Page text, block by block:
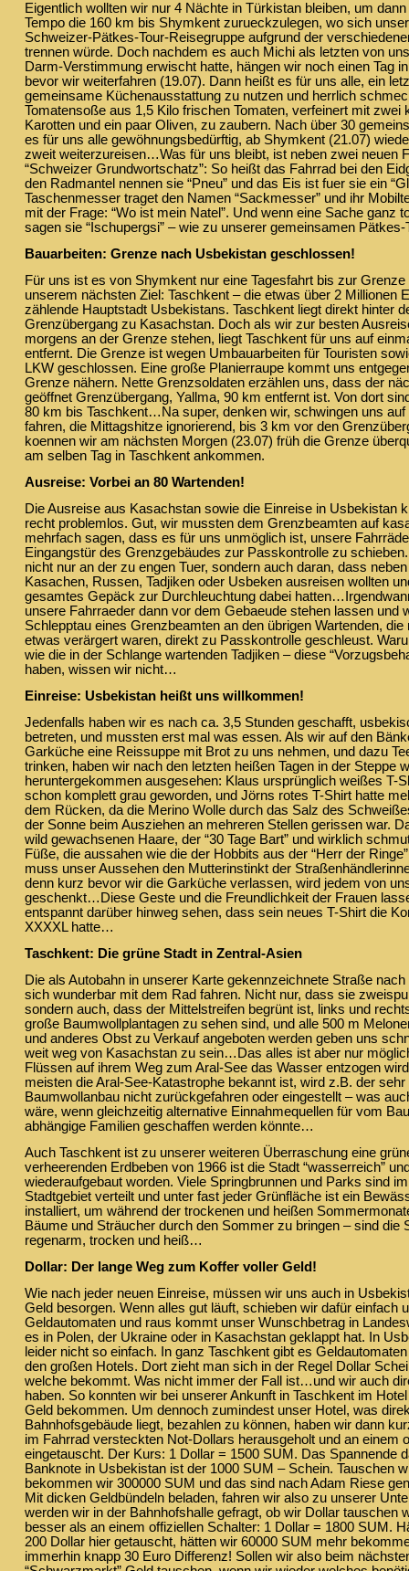
Eigentlich wollten wir nur 4 Nächte in Türkistan bleiben, um
Tempo die 160 km bis Shymkent zurueckzulegen, wo sich
Schweizer-Pätkes-Tour-Reisegruppe aufgrund der
trennen würde. Doch nachdem es auch Michi als letzten von
Darm-Verstimmung erwischt hatte, hängen wir noch einen Tag
bevor wir weiterfahren (19.07). Dann heißt es für uns alle, ein
gemeinsame Küchenausstattung zu nutzen und herrlich
Tomatensoße aus 1,5 Kilo frischen Tomaten, verfeinert mit zwei
Karotten und ein paar Oliven, zu zaubern. Nach über 30
es für uns alle gewöhnungsbedürftig, ab Shymkent (21.07)
zweit weiterzureisen…Was für uns bleibt, ist neben zwei neuen
“Schweizer Grundwortschatz”: So heißt das Fahrrad bei den
den Radmantel nennen sie “Pneu” und das Eis ist fuer sie ein
Taschenmesser traget den Namen “Sackmesser” und ihr
mit der Frage: “Wo ist mein Natel”. Und wenn eine Sache ganz
sagen sie “Ischupergsi” – wie zu unserer gemeinsamen
Bauarbeiten: Grenze nach Usbekistan geschlossen!
Für uns ist es von Shymkent nur eine Tagesfahrt bis zur
unserem nächsten Ziel: Taschkent – die etwas über 2 Millionen
zählende Hauptstadt Usbekistans. Taschkent liegt direkt hinter
Grenzübergang zu Kasachstan. Doch als wir zur besten
morgens an der Grenze stehen, liegt Taschkent für uns auf
entfernt. Die Grenze ist wegen Umbauarbeiten für Touristen
LKW geschlossen. Eine große Planierraupe kommt uns
Grenze nähern. Nette Grenzsoldaten erzählen uns, dass der
geöffnet Grenzübergang, Yallma, 90 km entfernt ist. Von dort
80 km bis Taschkent…Na super, denken wir, schwingen uns auf
fahren, die Mittagshitze ignorierend, bis 3 km vor den
koennen wir am nächsten Morgen (23.07) früh die Grenze
am selben Tag in Taschkent ankommen.
Ausreise: Vorbei an 80 Wartenden!
Die Ausreise aus Kasachstan sowie die Einreise in Usbekistan
recht problemlos. Gut, wir mussten dem Grenzbeamten auf
mehrfach sagen, dass es für uns unmöglich ist, unsere
Eingangstür des Grenzgebäudes zur Passkontrolle zu
nicht nur an der zu engen Tuer, sondern auch daran, dass
Kasachen, Russen, Tadjiken oder Usbeken ausreisen wollten
gesamtes Gepäck zur Durchleuchtung dabei
unsere Fahrraeder dann vor dem Gebaeude stehen lassen und
Schlepptau eines Grenzbeamten an den übrigen Wartenden, die
etwas verärgert waren, direkt zu Passkontrolle geschleust.
wie die in der Schlange wartenden Tadjiken – diese
haben, wissen wir nicht…
Einreise: Usbekistan heißt uns willkommen!
Jedenfalls haben wir es nach ca. 3,5 Stunden geschafft,
betreten, und mussten erst mal was essen. Als wir auf den
Garküche eine Reissuppe mit Brot zu uns nehmen, und dazu
trinken, haben wir nach den letzten heißen Tagen in der Steppe
heruntergekommen ausgesehen: Klaus ursprünglich weißes T-
schon komplett grau geworden, und Jörns rotes T-Shirt hatte
dem Rücken, da die Merino Wolle durch das Salz des
der Sonne beim Ausziehen an mehreren Stellen gerissen war.
wild gewachsenen Haare, der “30 Tage Bart” und wirklich
Füße, die aussahen wie die der Hobbits aus der “Herr der
muss unser Aussehen den Mutterinstinkt der
denn kurz bevor wir die Garküche verlassen, wird jedem von
geschenkt…Diese Geste und die Freundlichkeit der Frauen
entspannt darüber hinweg sehen, dass sein neues T-Shirt die
XXXXL hatte…
Taschkent: Die grüne Stadt in Zentral-Asien
Die als Autobahn in unserer Karte gekennzeichnete Straße
sich wunderbar mit dem Rad fahren. Nicht nur, dass sie
sondern auch, dass der Mittelstreifen begrünt ist, links und
große Baumwollplantagen zu sehen sind, und alle 500 m
und anderes Obst zu Verkauf angeboten werden geben uns
weit weg von Kasachstan zu sein…Das alles ist aber nur
Flüssen auf ihrem Weg zum Aral-See das Wasser entzogen
meisten die Aral-See-Katastrophe bekannt ist, wird z.B. der
Baumwollanbau nicht zurückgefahren oder eingestellt – was
wäre, wenn gleichzeitig alternative Einnahmequellen für vom
abhängige Familien geschaffen werden könnte…
Auch Taschkent ist zu unserer weiteren Überraschung eine
verheerenden Erdbeben von 1966 ist die Stadt “wasserreich”
wiederaufgebaut worden. Viele Springbrunnen und Parks sind
Stadtgebiet verteilt und unter fast jeder Grünfläche ist ein
installiert, um während der trockenen und heißen
Bäume und Sträucher durch den Sommer zu bringen – sind die
regenarm, trocken und heiß…
Dollar: Der lange Weg zum Koffer voller Geld!
Wie nach jeder neuen Einreise, müssen wir uns auch in
Geld besorgen. Wenn alles gut läuft, schieben wir dafür einfach
Geldautomaten und raus kommt unser Wunschbetrag in
es in Polen, der Ukraine oder in Kasachstan geklappt hat. In
leider nicht so einfach. In ganz Taschkent gibt es
den großen Hotels. Dort zieht man sich in der Regel Dollar
welche bekommt. Was nicht immer der Fall ist…und wir auch
haben. So konnten wir bei unserer Ankunft in Taschkent im
Geld bekommen. Um dennoch zumindest unser Hotel, was
Bahnhofsgebäude liegt, bezahlen zu können, haben wir dann
im Fahrrad versteckten Not-Dollars herausgeholt und an einem
eingetauscht. Der Kurs: 1 Dollar = 1500 SUM. Das Spannende
Banknote in Usbekistan ist der 1000 SUM – Schein. Tauschen
bekommen wir 300000 SUM und das sind nach Adam Riese
Mit dicken Geldbündeln beladen, fahren wir also zu unserer
werden wir in der Bahnhofshalle gefragt, ob wir Dollar tauschen
besser als an einem offiziellen Schalter: 1 Dollar = 1800 SUM.
200 Dollar hier getauscht, hätten wir 60000 SUM mehr
immerhin knapp 30 Euro Differenz! Sollen wir also beim